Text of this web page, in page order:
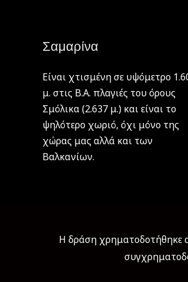
Σαμαρίνα
Είναι χτισμένη σε υψόμετρο
μ. στις Β.Α. πλαγιές του όρους
Σμόλικα (2.637 μ.) και είναι το
ψηλότερο χωριό, όχι μόνο της
χώρας μας αλλά και των
Βαλκανίων.
Η δράση χρηματοδοτήθηκε